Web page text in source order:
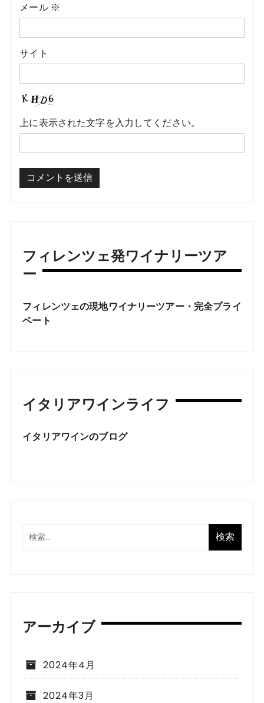
メール ※
サイト
上に表示された文字を入力してください。
フィレンツェ発ワイナリーツア
ー
フィレンツェの現地ワイナリーツアー・完全プライ
ベート
イタリアワインライフ
イタリアワインのブログ
アーカイブ
2024年4月
2024年3月